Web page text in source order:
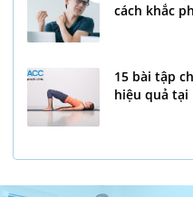
cách khắc
15 bài tập
hiệu quả tại